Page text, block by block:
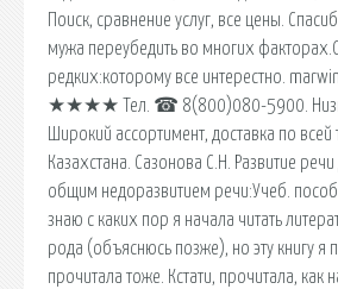
Поиск, сравнение услуг, все цены.
мужа переубедить во многих
редких:которому все интерестно.
★★★★ Тел. ☎ 8(800)080-5900.
Широкий ассортимент, доставка по
Казахстана. Сазонова С.Н. Развитие
общим недоразвитием речи:Учеб.
знаю с каких пор я начала читать
рода (объяснюсь позже), но эту книгу я
прочитала тоже. Кстати, прочитала, как